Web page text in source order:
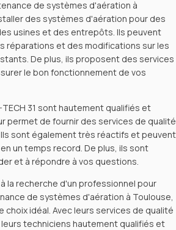
de systèmes d'aération à
des systèmes d'aération pour des
usines et des entrepôts. Ils peuvent
réparations et des modifications sur les
De plus, ils proposent des services
le bon fonctionnement de vos
31 sont hautement qualifiés et
permet de fournir des services de qualité
sont également très réactifs et peuvent
un temps record. De plus, ils sont
et à répondre à vos questions.
la recherche d'un professionnel pour
de systèmes d'aération à Toulouse,
choix idéal. Avec leurs services de qualité
techniciens hautement qualifiés et